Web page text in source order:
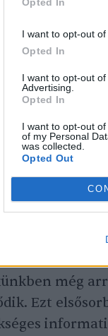
I want to opt-out
Opted In
I want to opt-out
Advertising.
Opted In
I want to opt-out
of my Personal
was collected.
Opted Out
a
még
Ezt